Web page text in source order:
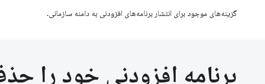
گزینه‌های موجود برای انتشار برنامه‌های افزودنی به دامنه سازمانی.
برنامه افزودنی خود را